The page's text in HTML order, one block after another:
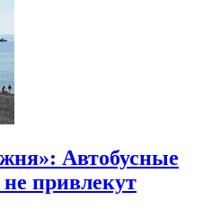
Автобусные
привлекут